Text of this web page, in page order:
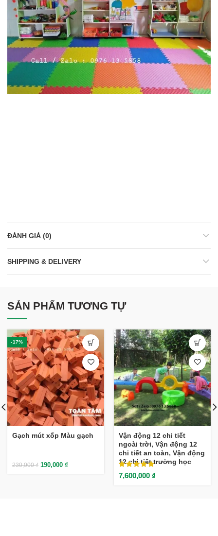
ĐÁNH GIÁ (0)
SHIPPING & DELIVERY
SẢN PHẨM TƯƠNG TỰ
-17%
Gạch mút xốp Màu gạch
230,000₫ 190,000 ₫
Vận động 12 chi tiết
ngoài trời, Vận động 12
chi tiết an toàn, Vận động
12 chi tiết trường học
7,600,000 ₫